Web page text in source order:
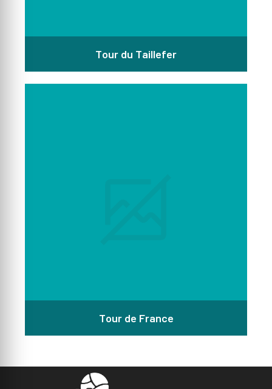
Tour du Taillefer
Tour de France